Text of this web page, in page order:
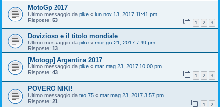
MotoGp 2017
Ultimo messaggio da pike « lun nov 13, 2017 11:41 pm
Risposte: 53 1 2 3
Dovizioso e il titolo mondiale
Ultimo messaggio da pike « mer giu 21, 2017 7:49 pm
Risposte: 13
[Motogp] Argentina 2017
Ultimo messaggio da pike « mar mag 23, 2017 10:00 pm
Risposte: 43 1 2 3
POVERO NIKI!
Ultimo messaggio da teo 75 « mar mag 23, 2017 3:57 pm
Risposte: 21 1 2